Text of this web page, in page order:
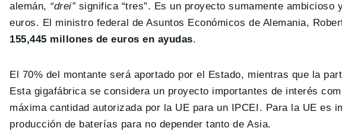
alemán, “drei”significa “tres”. Es un proyecto sumamente
euros. El ministro federal de Asuntos Económicos de Alemania,
155,445 millones de euros en ayudas.
El 70% del montante será aportado por el Estado, mientras que la
Esta gigafábrica se considera un proyecto importantes de interés
máxima cantidad autorizada por la UE para un IPCEI. Para la UE es
producción de baterías para no depender tanto de Asia.